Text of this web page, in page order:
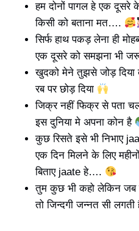
हम दोनों पागल हे एक दूसरे
किसी को बताना मत….
सिर्फ हाथ पकड़ लेना ही
एक दूसरे को समझना भी
खुदको मेने तुझसे जोड़ दिया
रब पर छोड़ दिया
जिक्र नहीं फिक्र से पता
इस दुनिया मे अपना कोन है
कुछ रिसते इसे भी निभाए
एक दिन मिलने के लिए
बिताए jaate हे….
तुम कुछ भी कहो लेकिन जब
तो जिन्दगी जन्नत सी लगती